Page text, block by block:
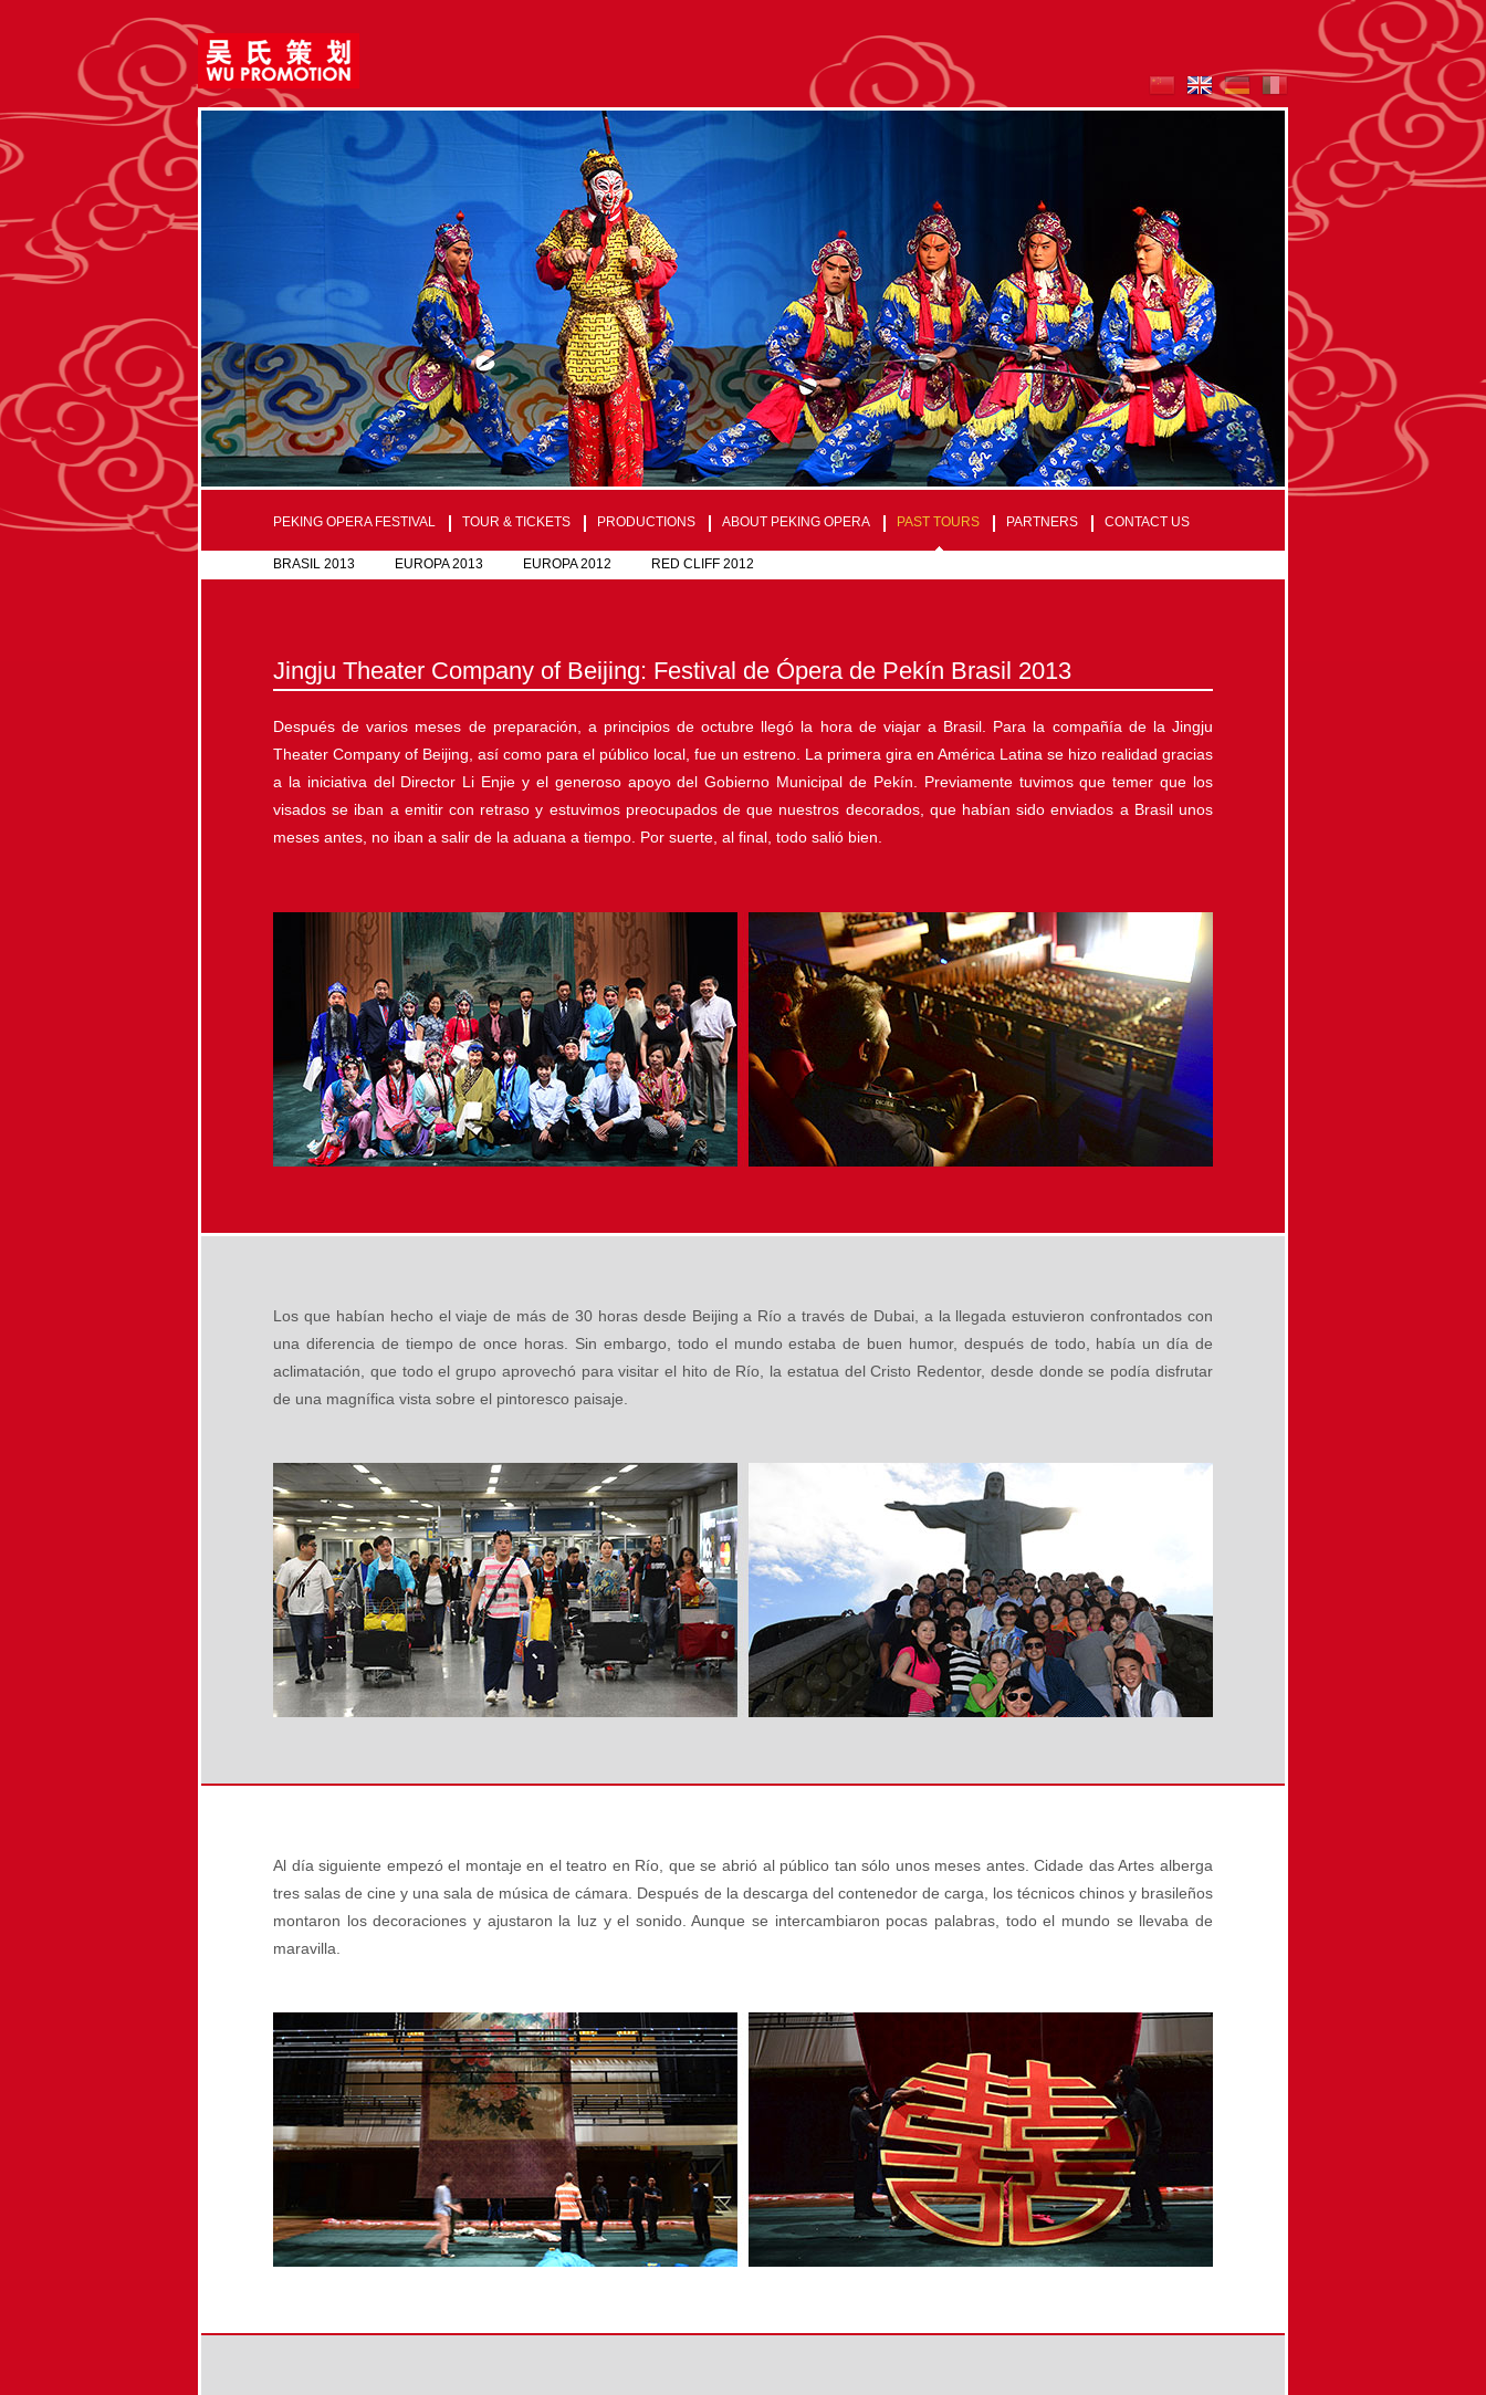
PEKING OPERA FESTIVAL TOUR & TICKETS PRODUCTIONS ABOUT PEKING OPERA PAST TOURS
BRASIL 2013 EUROPA 2013 EUROPA 2012 RED CLIFF 2012
PARTNERS CONTACT US
Jingju Theater Company of Beijing: Festival de Ópera de Pekín Brasil 2013
Después de varios meses de preparación, a principios de octubre llegó la hora de viajar a Brasil. Para la compañía de la Jingju
Theater Company of Beijing, así como para el público local, fue un estreno. La primera gira en América Latina se hizo realidad gracias
a la iniciativa del Director Li Enjie y el generoso apoyo del Gobierno Municipal de Pekín. Previamente tuvimos que temer que los
visados se iban a emitir con retraso y estuvimos preocupados de que nuestros decorados, que habían sido enviados a Brasil unos
meses antes, no iban a salir de la aduana a tiempo. Por suerte, al final, todo salió bien.
Los que habían hecho el viaje de más de 30 horas desde Beijing a Río a través de Dubai, a la llegada estuvieron confrontados con
una diferencia de tiempo de once horas. Sin embargo, todo el mundo estaba de buen humor, después de todo, había un día de
aclimatación, que todo el grupo aprovechó para visitar el hito de Río, la estatua del Cristo Redentor, desde donde se podía disfrutar
de una magnífica vista sobre el pintoresco paisaje.
Al día siguiente empezó el montaje en el teatro en Río, que se abrió al público tan sólo unos meses antes. Cidade das Artes alberga
tres salas de cine y una sala de música de cámara. Después de la descarga del contenedor de carga, los técnicos chinos y brasileños
montaron los decoraciones y ajustaron la luz y el sonido. Aunque se intercambiaron pocas palabras, todo el mundo se llevaba de
maravilla.